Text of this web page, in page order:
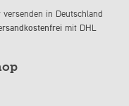
versenden in Deutschland
mit DHL